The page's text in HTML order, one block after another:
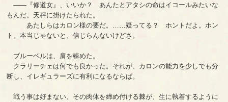
――『修道女』、いいか？ あんたとアタシの命はイコールみたいな
もんだ。天秤に掛けたられた。
あたしらはカロン様の要だ。……疑ってる？ ホントだよ。ホン
ト。本当じゃないと、信じらんないけどさ。
ブルーベルは、肩を竦めた。
クラリーチェは何でも良かった。それが、カロンの能力を少しでも分
断し、イレギュラーズに有利になるならば。
戦う事は好まない。その肉体を締め付ける棘が、生に執着するように